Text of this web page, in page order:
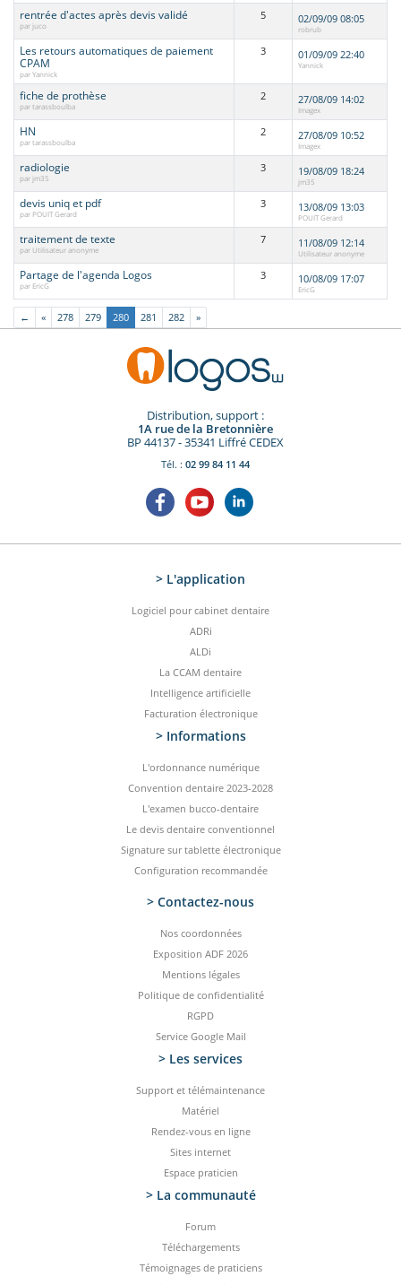
rentrée d'actes après devis validé
par juco
5 02/09/09 08:05
robrub
Les retours automatiques de paiement
CPAM
par Yannick
3 01/09/09 22:40
Yannick
fiche de prothèse
par tarassboulba
2 27/08/09 14:02
Imagex
HN
par tarassboulba
2 27/08/09 10:52
Imagex
radiologie
par jm35
3 19/08/09 18:24
jm35
devis uniq et pdf
par POUIT Gerard
3 13/08/09 13:03
POUIT Gerard
traitement de texte
par Utilisateur anonyme
7 11/08/09 12:14
Utilisateur anonyme
Partage de l'agenda Logos
par EricG
3 10/08/09 17:07
EricG
← « 278 279 280 281 282 »
Distribution, support :
1A rue de la Bretonnière
BP 44137 - 35341 Liffré CEDEX
Tél. : 02 99 84 11 44
> L'application
Logiciel pour cabinet dentaire
ADRi
ALDi
La CCAM dentaire
Intelligence artificielle
Facturation électronique
> Informations
L'ordonnance numérique
Convention dentaire 2023-2028
L'examen bucco-dentaire
Le devis dentaire conventionnel
Signature sur tablette électronique
Configuration recommandée
> Contactez-­nous
Nos coordonnées
Exposition ADF 2026
Mentions légales
Politique de confidentialité
RGPD
Service Google Mail
> Les services
Support et télémaintenance
Matériel
Rendez-vous en ligne
Sites internet
Espace praticien
> La communauté
Forum
Téléchargements
Témoignages de praticiens